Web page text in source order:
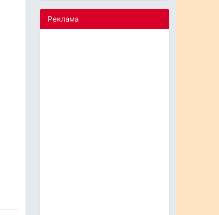
Реклама